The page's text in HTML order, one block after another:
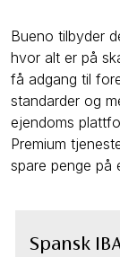
Bueno tilbyder
hvor alt er på
få adgang til
standarder og
ejendoms
Premium
spare penge på
Spansk